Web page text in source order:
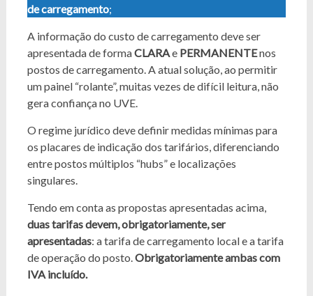
de carregamento;
A informação do custo de carregamento deve ser
apresentada de formaCLARAe PERMANENTEnos
postos de carregamento. A atual solução, ao permitir
um painel “rolante”, muitas vezes de difícil leitura, não
gera confiança no UVE.
O regime jurídico deve definir medidas mínimas para
os placares de indicação dos tarifários, diferenciando
entre postos múltiplos “hubs” e localizações
singulares.
Tendo em conta as propostas apresentadas acima,
duas tarifas devem, obrigatoriamente, ser
apresentadas: a tarifa de carregamento local e a tarifa
de operação do posto.Obrigatoriamente ambas com
IVA incluído.